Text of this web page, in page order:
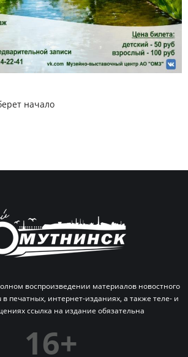
начало
воспроизведении материалов новостного
в печатных, интернет-изданиях, а также теле- и
ссылка на издание обязательна
16+